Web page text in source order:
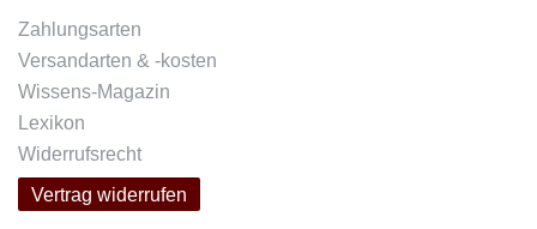
Zahlungsarten
Versandarten & -kosten
Wissens-Magazin
Lexikon
Widerrufsrecht
Vertrag widerrufen